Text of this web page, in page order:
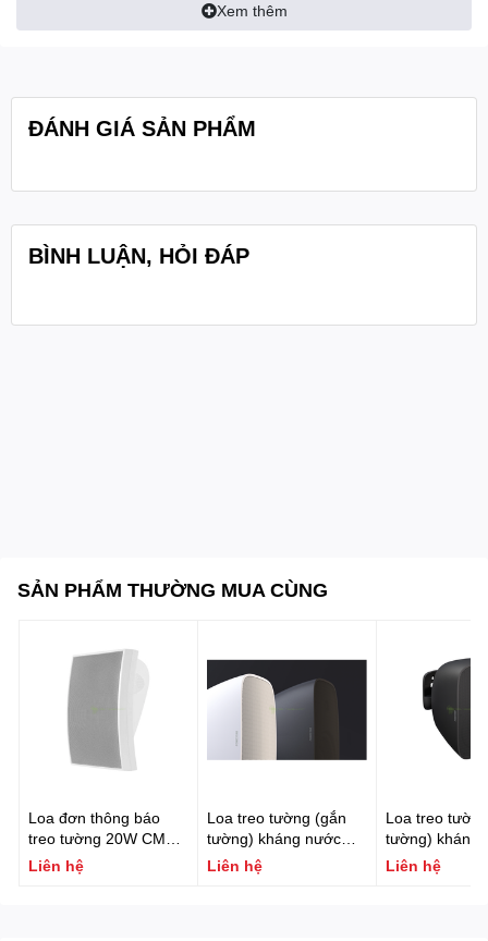
Kiểu loa:Toàn dải 6.5 inch
Chất liệu:Lưới bằng thép, vòng bao bằng nhựa cao cấp
Trọng lượng:0.7 kg
Màu sắc: Trắng
👉 Loa âm trầnCMX CSK-66Hmang lại âm thanhtrong trẻo –
Xem thêm
ĐÁNH GIÁ SẢN PHẨM
BÌNH LUẬN, HỎI ĐÁP
SẢN PHẨM THƯỜNG MUA CÙNG
Loa đơn thông báo
treo tường 20W CMX
Model: WSK-610K
Liên hệ
Loa treo tường (gắn
tường) kháng nước
FONESTAR SONORA-
Liên hệ
Loa treo
tường) kháng
FONESTAR
Liên hệ